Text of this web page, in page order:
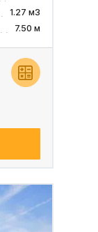
1.27 м3
7.50 м